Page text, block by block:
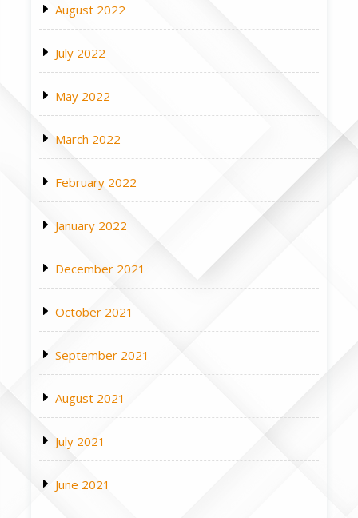
August 2022
July 2022
May 2022
March 2022
February 2022
January 2022
December 2021
October 2021
September 2021
August 2021
July 2021
June 2021